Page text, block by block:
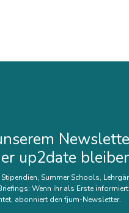
up2date
Summer Schools,
Wenn ihr als Erste
abonniert den fjum-Newsletter.